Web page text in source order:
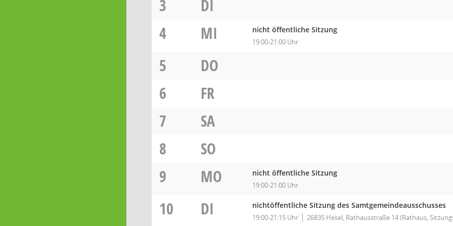
3
DI
4
MI nicht öffentliche Sitzung
19:00-21:00 Uhr
5
DO
6
FR
7
SA
8
SO
9
MO nicht öffentliche Sitzung
19:00-21:00 Uhr
10 DI nichtöffentliche Sitzung des Samtgemeindeausschusses
19:00-21:15 Uhr 26835 Hesel, Rathausstraße 14 (Rathaus,